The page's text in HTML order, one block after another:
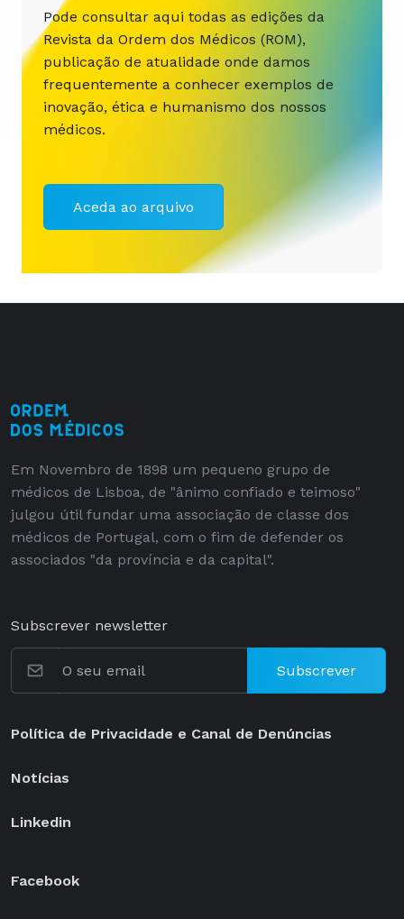
Pode consultar aqui todas as edições da
Revista da Ordem dos Médicos (ROM),
publicação de atualidade onde damos
frequentemente a conhecer exemplos de
inovação, ética e humanismo dos nossos
médicos.
Aceda ao arquivo
Em Novembro de 1898 um pequeno grupo de
médicos de Lisboa, de "ânimo confiado e teimoso"
julgou útil fundar uma associação de classe dos
médicos de Portugal, com o fim de defender os
associados "da província e da capital".
Subscrever newsletter
Subscrever
Política de Privacidade e Canal de Denúncias
Notícias
Linkedin
Facebook